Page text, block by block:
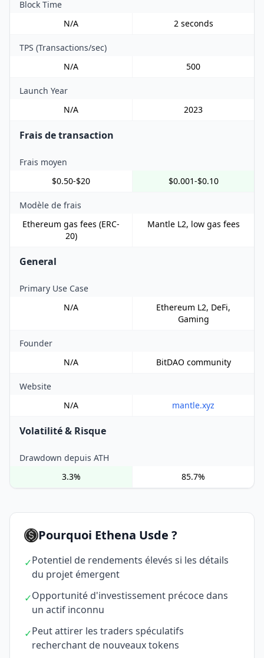
Block Time
N/A
2 seconds
TPS (Transactions/sec)
N/A
500
Launch Year
N/A
2023
Frais de transaction
Frais moyen
$0.50-$20
$0.001-$0.10
Modèle de frais
Ethereum gas fees (ERC-
20)
Mantle L2, low gas fees
General
Primary Use Case
N/A
Ethereum L2, DeFi,
Gaming
Founder
N/A
BitDAO community
Website
N/A
mantle.xyz
Volatilité & Risque
Drawdown depuis ATH
3.3%
85.7%
Pourquoi Ethena Usde ?
✓Potentiel de rendements élevés si les détails
du projet émergent
✓Opportunité d'investissement précoce dans
un actif inconnu
✓Peut attirer les traders spéculatifs
recherchant de nouveaux tokens